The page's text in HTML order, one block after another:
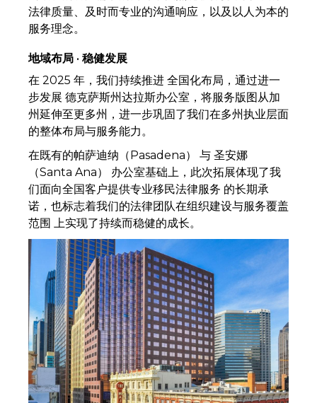
法律质量、及时而专业的沟通响应，以及以人为本的
服务理念。
地域布局 · 稳健发展
在 2025 年，我们持续推进 全国化布局，通过进一
步发展 德克萨斯州达拉斯办公室，将服务版图从加
州延伸至更多州，进一步巩固了我们在多州执业层面
的整体布局与服务能力。
在既有的帕萨迪纳（Pasadena） 与 圣安娜
（Santa Ana） 办公室基础上，此次拓展体现了我
们面向全国客户提供专业移民法律服务 的长期承
诺，也标志着我们的法律团队在组织建设与服务覆盖
范围 上实现了持续而稳健的成长。